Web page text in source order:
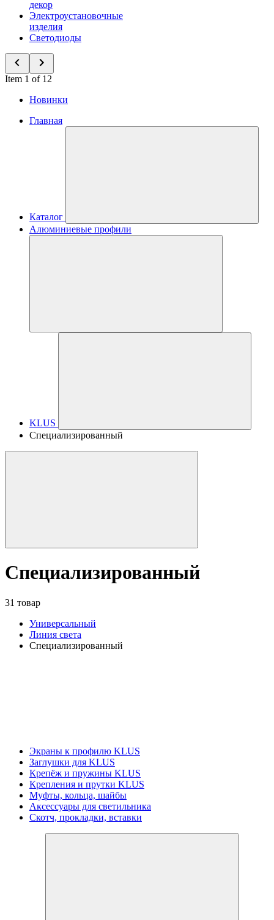
декор
Электроустановочные
изделия
Светодиоды
Item 1 of 12
Новинки
Главная
Каталог
Алюминиевые профили
KLUS
Специализированный
Специализированный
31 товар
Универсальный
Линия света
Специализированный
Экраны к профилю KLUS
Заглушки для KLUS
Крепёж и пружины KLUS
Крепления и прутки KLUS
Муфты, кольца, шайбы
Аксессуары для светильника
Скотч, прокладки, вставки